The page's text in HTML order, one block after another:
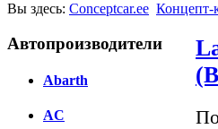
Вы здесь: Conceptcar.ee Концепт-
Автопроизводители
Abarth
AC